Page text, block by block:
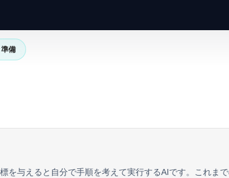
備
を与えると自分で手順を考えて実行するAIです。これま